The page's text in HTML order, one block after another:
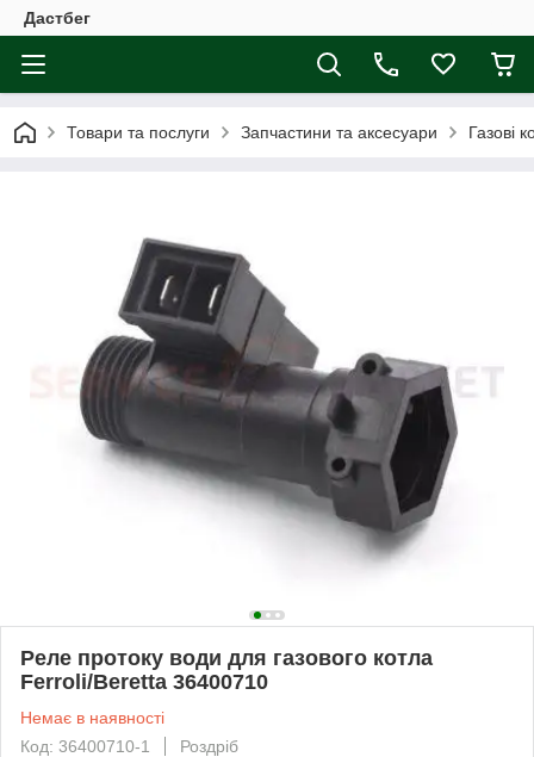
Дастбег
Товари та послуги Запчастини та аксесуари Газові
Реле протоку води для газового котла
Ferroli/Beretta 36400710
Немає в наявності
Код: 36400710-1
Роздріб